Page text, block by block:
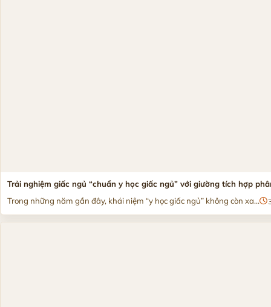
Trải nghiệm giấc ngủ “chuẩn y học giấc ngủ” với giường tích hợp
Trong những năm gần đây, khái niệm “y học giấc ngủ” không còn xa...